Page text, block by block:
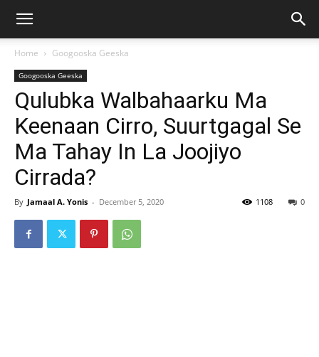
Home Googooska Geeska
Googooska Geeska
Qulubka Walbahaarku Ma
Keenaan Cirro, Suurtgagal Se
Ma Tahay In La Joojiyo
Cirrada?
By Jamaal A. Yonis - December 5, 2020 0
1108